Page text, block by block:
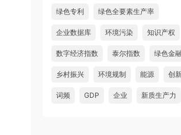
绿色专利 绿色全要素生产率
企业数据库 环境污染 知识产权
数字经济指数 泰尔指数 绿色金
乡村振兴 环境规制 能源 创
词频 GDP 企业 新质生产力